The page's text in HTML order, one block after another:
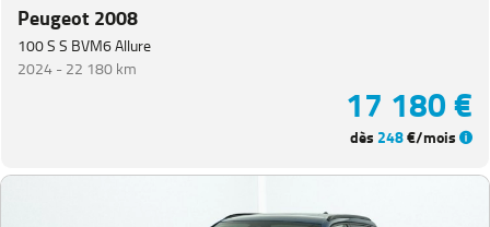
Peugeot 2008
100 S S BVM6 Allure
2024 -22 180 km
17 180 €
dès 248€/mois